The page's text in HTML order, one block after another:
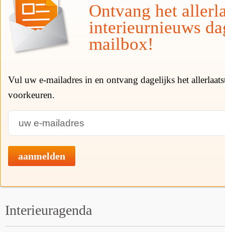
Ontvang het
interieurnieuws
mailbox!
Vul uw e-mailadres in en ontvang dagelijks het
voorkeuren.
aanmelden
Interieuragenda